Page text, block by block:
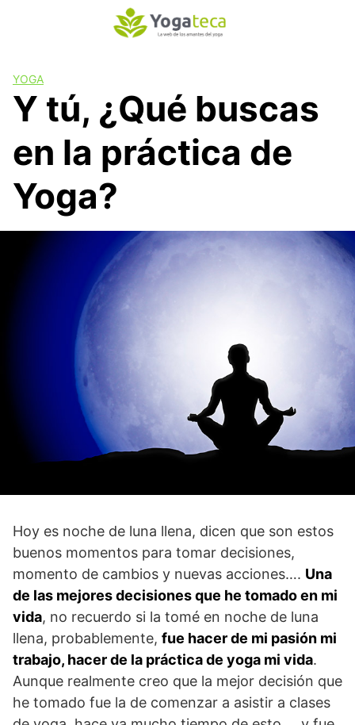
YOGA
Y tú, ¿Qué buscas
en la práctica de
Yoga?
Hoy es noche de luna llena, dicen que son estos
buenos momentos para tomar decisiones,
momento de cambios y nuevas acciones…. Una
de las mejores decisiones que he tomado en mi
vida, no recuerdo si la tomé en noche de luna
llena, probablemente, fue hacer de mi pasión mi
trabajo, hacer de la práctica de yoga mi vida.
Aunque realmente creo que la mejor decisión que
he tomado fue la de comenzar a asistir a clases